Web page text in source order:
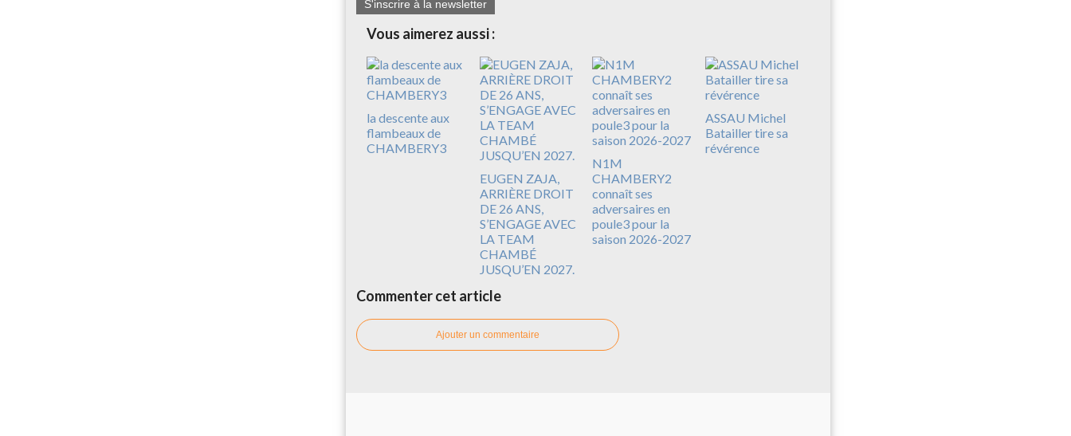
S'inscrire à la newsletter
Vous aimerez aussi :
la descente aux
flambeaux de
CHAMBERY3
EUGEN ZAJA,
ARRIÈRE DROIT
DE 26 ANS,
S’ENGAGE AVEC
LA TEAM
CHAMBÉ
JUSQU’EN 2027.
N1M
CHAMBERY2
connaît ses
adversaires en
poule3 pour la
saison 2026-2027
ASSAU Michel
Batailler tire sa
révérence
Commenter cet article
Ajouter un commentaire